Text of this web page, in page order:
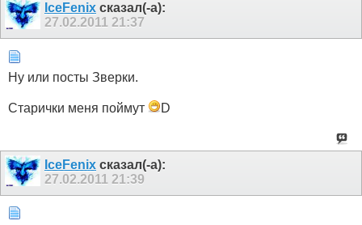
IceFenix сказал(-а):
27.02.2011 21:37
Ну или посты Зверки.
Старички меня поймут D
IceFenix сказал(-а):
27.02.2011 21:39